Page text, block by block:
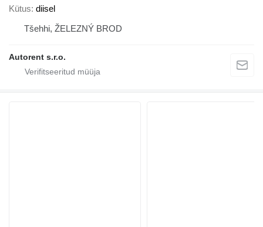
Kütus diisel
Tšehhi, ŽELEZNÝ BROD
Autorent s.r.o.